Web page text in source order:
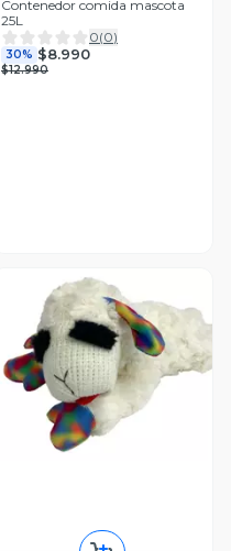
Contenedor comida mascota
25L
0(0)
30% $8.990
$12.990